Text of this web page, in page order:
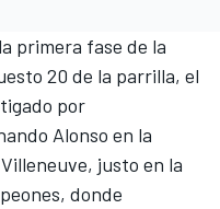
primera fase de la
20 de la parrilla, el
por
Alonso en la
justo en la
donde